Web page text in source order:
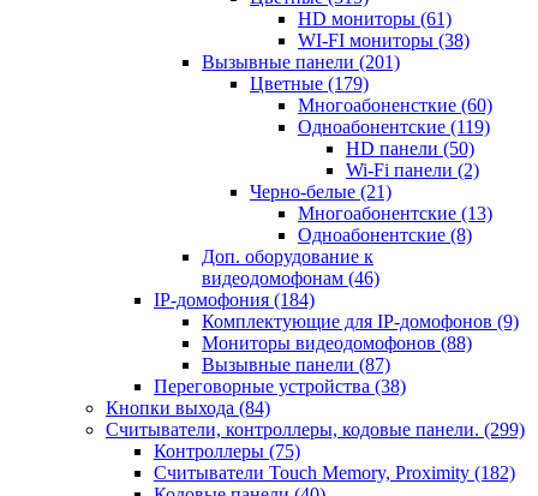
HD мониторы (61)
WI-FI мониторы (38)
Вызывные панели (201)
Цветные (179)
Многоабоненсткие (60)
Одноабонентские (119)
HD панели (50)
Wi-Fi панели (2)
Черно-белые (21)
Многоабонентские (13)
Одноабонентские (8)
Доп. оборудование к
видеодомофонам (46)
IP-домофония (184)
Комплектующие для IP-домофонов (9)
Мониторы видеодомофонов (88)
Вызывные панели (87)
Переговорные устройства (38)
Кнопки выхода (84)
Считыватели, контроллеры, кодовые панели. (299)
Контроллеры (75)
Считыватели Touch Memory, Proximity (182)